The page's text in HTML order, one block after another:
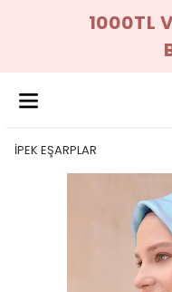
1000TL
İPEK EŞARPLAR